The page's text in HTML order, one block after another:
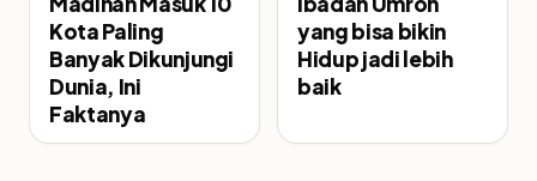
Kota Paling
Banyak Dikunjungi
Dunia, Ini
Faktanya
yang bisa bikin
Hidup jadi lebih
baik